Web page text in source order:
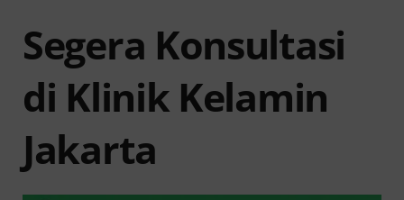
Segera Konsultasi
di Klinik Kelamin
Jakarta